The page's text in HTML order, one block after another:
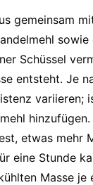
gemeinsam
sowie
Schüssel
entsteht. Je
variieren;
etwas mehr
eine Stunde
Masse je